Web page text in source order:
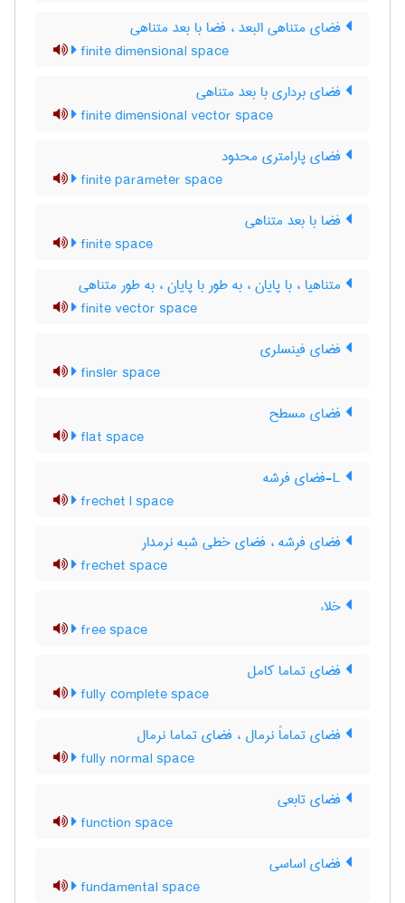
فضای متناهی البعد ، فضا با بعد متناهی
finite dimensional space
فضای برداری با بعد متناهی
finite dimensional vector space
فضای پارامتری محدود
finite parameter space
فضا با بعد متناهی
finite space
متناهیا ، با پایان ، به طور با پایان ، به طور متناهی
finite vector space
فضای فینسلری
finsler space
فضای مسطح
flat space
frechet l space
فضای فرشه ، فضای خطی شبه نرمدار
frechet space
خلاء
free space
فضای تماما کامل
fully complete space
فضای تماماً نرمال ، فضای تماما نرمال
fully normal space
فضای تابعی
function space
فضای اساسی
fundamental space